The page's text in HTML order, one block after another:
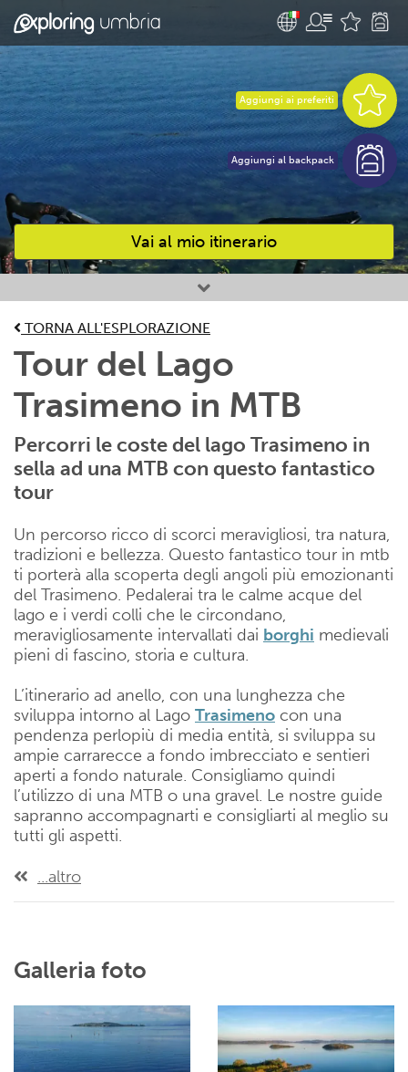
Vai al mio itinerario
Attività preferite
Aggiungi ai preferiti
Aggiungi al backpack
TORNA ALL'ESPLORAZIONE
Tour del Lago
Trasimeno in MTB
Percorri le coste del lago Trasimeno in
sella ad una MTB con questo fantastico
tour
Un percorso ricco di scorci meravigliosi, tra natura,
tradizioni e bellezza. Questo fantastico tour in mtb
ti porterà alla scoperta degli angoli più emozionanti
del Trasimeno. Pedalerai tra le calme acque del
lago e i verdi colli che le circondano,
meravigliosamente intervallati dai borghi medievali
pieni di fascino, storia e cultura.
L’itinerario ad anello, con una lunghezza che
sviluppa intorno al Lago Trasimeno con una
pendenza perlopiù di media entità, si sviluppa su
ampie carrarecce a fondo imbrecciato e sentieri
aperti a fondo naturale. Consigliamo quindi
l’utilizzo di una MTB o una gravel. Le nostre guide
sapranno accompagnarti e consigliarti al meglio su
tutti gli aspetti.
...altro
Galleria foto